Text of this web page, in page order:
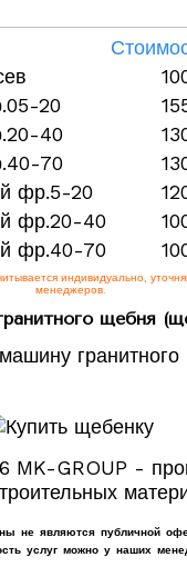
20
40
70
фр.5-20
фр.20-40
фр.40-70
индивидуально,
менеджеров.
щебня
MK-GROUP -
не являются публичной
услуг можно у наших